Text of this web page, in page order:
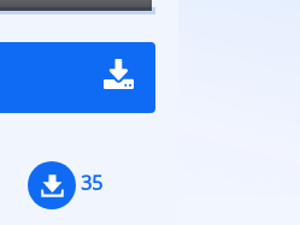
35